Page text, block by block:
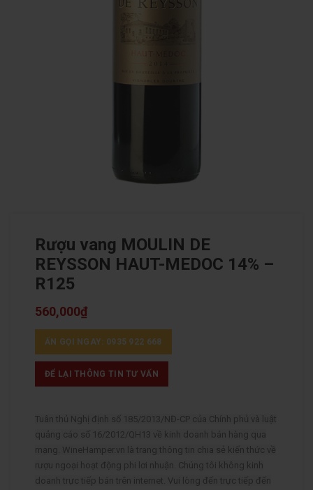
Rượu vang MOULIN DE
REYSSON HAUT-MEDOC 14% –
R125
560,000₫
ẤN GỌI NGAY: 0935 922 668
ĐỂ LẠI THÔNG TIN TƯ VẤN
Tuân thủ Nghị định số 185/2013/NĐ-CP của Chính phủ và luật
quảng cáo số 16/2012/QH13 về kinh doanh bán hàng qua
mạng. WineHamper.vn là trang thông tin chia sẻ kiến thức về
rượu ngoại hoạt động phi lơi nhuận. Chúng tôi không kinh
doanh trực tiếp bán trên internet. Vui lòng đến trực tiếp đến